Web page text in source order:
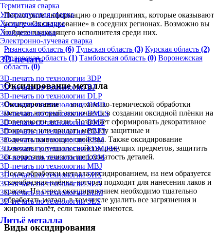
Термитная сварка
Ультразвуковая сварка
Химическая сварка
Холодная сварка
Электронно-лучевая сварка
3D-печать
3D-печать по технологии 3DP
3D-печать по технологии BJ
3D-печать по технологии DLP
3D-печать по технологии DMD
3D-печать по технологии DMLS
3D-печать по технологии DMT
3D-печать по технологии EBF3
3D-печать по технологии EBM
3D-печать по технологии FDM/FFF
3D-печать по технологии LOM
3D-печать по технологии MBJ
3D-печать по технологии SHS
3D-печать по технологии SLA
3D-печать по технологии SLM
3D-печать по технологии SLS
Литьё металла
Посмотрите информацию о предприятиях, которые оказывают
услугу «Оксидирование» в соседних регионах. Возможно вы
найдете подходящего исполнителя среди них.
Рязанская область (6) Тульская область (3) Курская область (2)
Орловская область (1) Тамбовская область (0) Воронежская
область (0)
Оксидирование металла
Оксидирование— вид химико-термической обработки
металла, который заключается в создании оксидной плёнки на
поверхности детали. Позволяет сформировать декоративное
покрытие или придать металлу защитные и
водоотталкивающие свойства. Также оксидирование
позволяет улучшить свойства режущих предметов, защитить
от коррозии, снизить шероховатость деталей.
После обработки металла оксидированием, на нем образуется
своеобразная плёнка, которая подходит для нанесения лаков и
красок. Но перед оксидированием необходимо тщательно
обработать металл, в том числе удалить все загрязнения и
жировой налёт, если таковые имеются.
Виды оксидирования